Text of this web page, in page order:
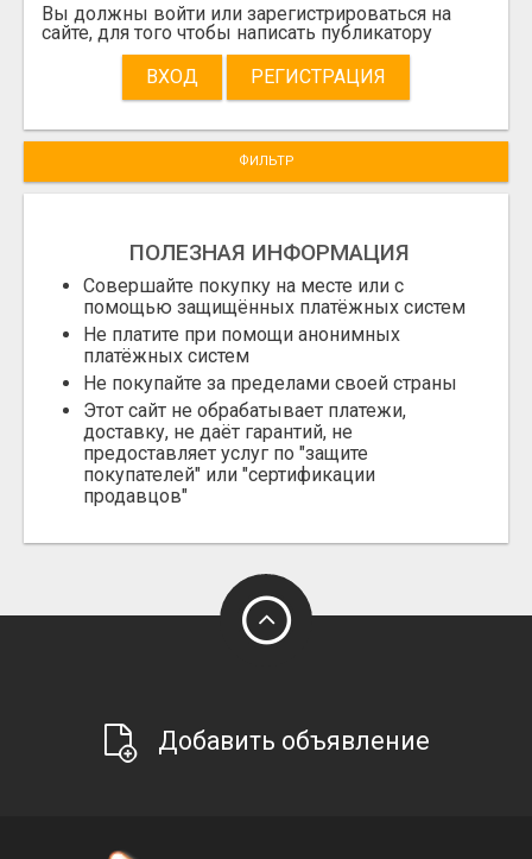
Вы должны войти или зарегистрироваться на
сайте, для того чтобы написать публикатору
ВХОД
РЕГИСТРАЦИЯ
ФИЛЬТР
ПОЛЕЗНАЯ ИНФОРМАЦИЯ
Совершайте покупку на месте или с
помощью защищённых платёжных систем
Не платите при помощи анонимных
платёжных систем
Не покупайте за пределами своей страны
Этот сайт не обрабатывает платежи,
доставку, не даёт гарантий, не
предоставляет услуг по "защите
покупателей" или "сертификации
продавцов"
Добавить объявление